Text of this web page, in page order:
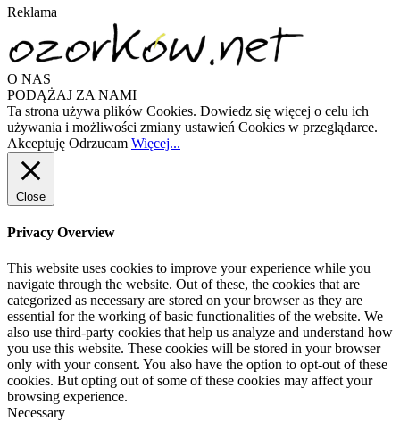
Reklama
O NAS
PODĄŻAJ ZA NAMI
Ta strona używa plików Cookies. Dowiedz się więcej o celu ich
używania i możliwości zmiany ustawień Cookies w przeglądarce.
Akceptuję Odrzucam Więcej...
Close
Privacy Overview
This website uses cookies to improve your experience while you
navigate through the website. Out of these, the cookies that are
categorized as necessary are stored on your browser as they are
essential for the working of basic functionalities of the website. We
also use third-party cookies that help us analyze and understand how
you use this website. These cookies will be stored in your browser
only with your consent. You also have the option to opt-out of these
cookies. But opting out of some of these cookies may affect your
browsing experience.
Necessary